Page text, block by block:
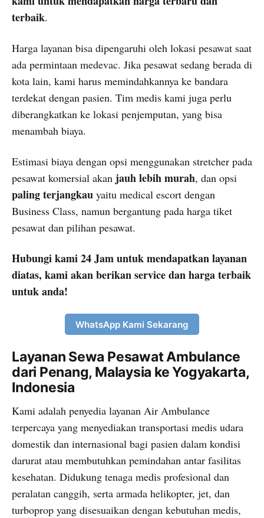
terbaik.
Harga layanan bisa dipengaruhi oleh lokasi pesawat saat
ada permintaan medevac. Jika pesawat sedang berada di
kota lain, kami harus memindahkannya ke bandara
terdekat dengan pasien. Tim medis kami juga perlu
diberangkatkan ke lokasi penjemputan, yang bisa
menambah biaya.
Estimasi biaya dengan opsi menggunakan stretcher pada
pesawat komersial akan jauh lebih murah, dan opsi
paling terjangkau yaitu medical escort dengan
Business Class, namun bergantung pada harga tiket
pesawat dan pilihan pesawat.
Hubungi kami 24 Jam untuk mendapatkan layanan
diatas, kami akan berikan service dan harga terbaik
untuk anda!
WhatsApp Kami Sekarang
Layanan Sewa Pesawat Ambulance
dari Penang, Malaysia ke Yogyakarta,
Indonesia
Kami adalah penyedia layanan Air Ambulance
terpercaya yang menyediakan transportasi medis udara
domestik dan internasional bagi pasien dalam kondisi
darurat atau membutuhkan pemindahan antar fasilitas
kesehatan. Didukung tenaga medis profesional dan
peralatan canggih, serta armada helikopter, jet, dan
turboprop yang disesuaikan dengan kebutuhan medis,